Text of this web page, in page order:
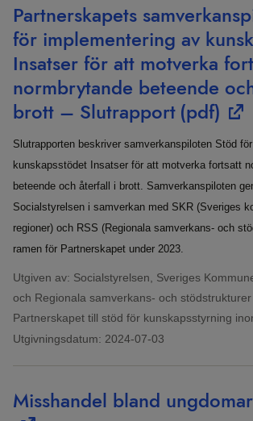
Partnerskapets
för implementering av
Insatser för att motverka
normbrytande beteende
brott – Slutrapport (pdf)
Slutrapporten beskriver samverkanspiloten Stöd
kunskapsstödet Insatser för att motverka fortsatt
beteende och återfall i brott. Samverkanspiloten
Socialstyrelsen i samverkan med SKR (Sveriges
regioner) och RSS (Regionala samverkans- och
ramen för Partnerskapet under 2023.
Utgiven av: Socialstyrelsen, Sveriges
och Regionala samverkans- och
Partnerskapet till stöd för kunskapsstyrning
Utgivningsdatum: 2024-07-03
Misshandel bland